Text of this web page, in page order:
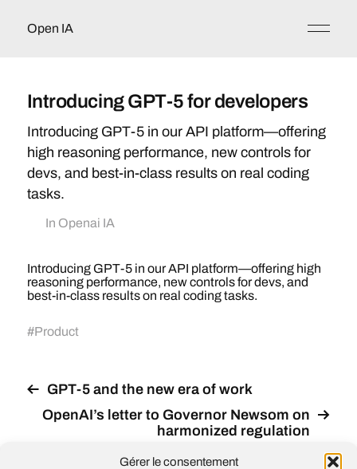
Gérer le consentement
Open IA
Introducing GPT-5 for developers
Introducing GPT-5 in our API platform—offering
high reasoning performance, new controls for
devs, and best-in-class results on real coding
tasks.
In Openai IA
Introducing GPT-5 in our API platform—offering high
reasoning performance, new controls for devs, and
best-in-class results on real coding tasks.
#Product
GPT-5 and the new era of work
OpenAI’s letter to Governor Newsom on
harmonized regulation